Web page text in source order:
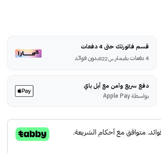
قسم فاتورتك حتى 4 دفعات
4 دفعات بقيمة
ر.س822 بدون فوائد
دفع سريع وآمن مع أبل باي
بواسطة Apple Pay